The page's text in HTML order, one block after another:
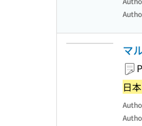
マ
日